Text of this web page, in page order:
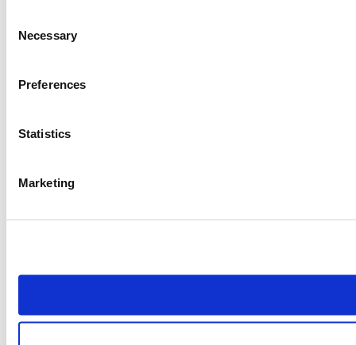
Selection
Necessary
Preferences
Statistics
Marketing